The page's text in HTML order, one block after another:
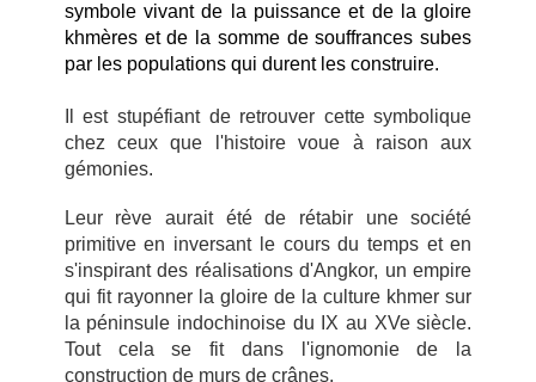
symbole vivant de la puissance et de la gloire
khmères et de la somme de souffrances subes
par les populations qui durent les construire.
Il est stupéfiant de retrouver cette symbolique
chez ceux que l'histoire voue à raison aux
gémonies.
Leur rève aurait été de rétabir une société
primitive en inversant le cours du temps et en
s'inspirant des réalisations d'Angkor, un empire
qui fit rayonner la gloire de la culture khmer sur
la péninsule indochinoise du IX au XVe siècle.
Tout cela se fit dans l'ignomonie de la
construction de murs de crânes.